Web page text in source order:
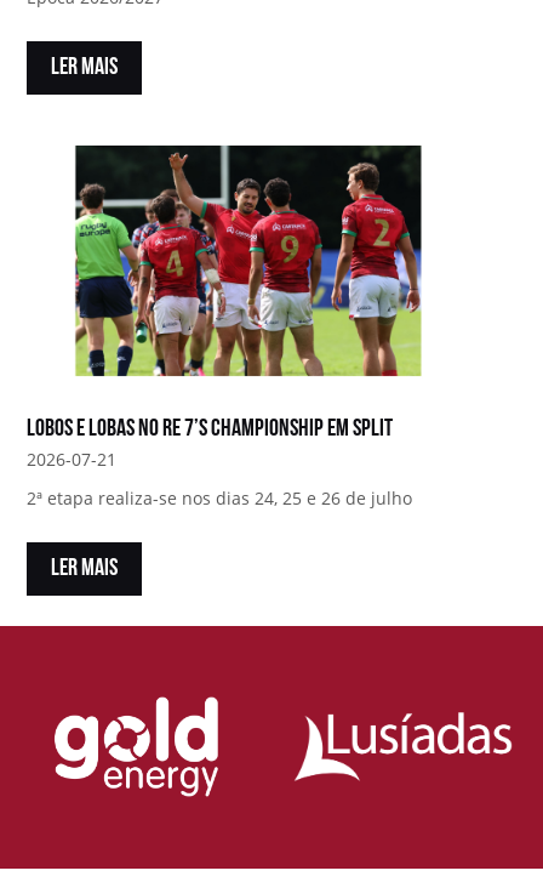
LER MAIS
Lobos e Lobas no RE 7’s Championship em Split
2026-07-21
2ª etapa realiza-se nos dias 24, 25 e 26 de julho
LER MAIS